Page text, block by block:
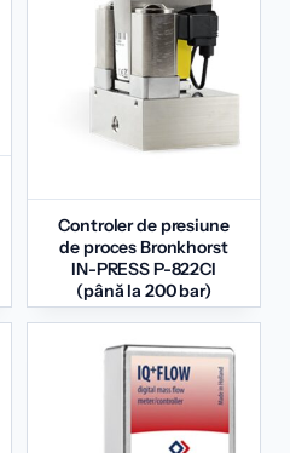
Controler de presiune
de proces Bronkhorst
IN-PRESS P-822CI
(până la 200 bar)